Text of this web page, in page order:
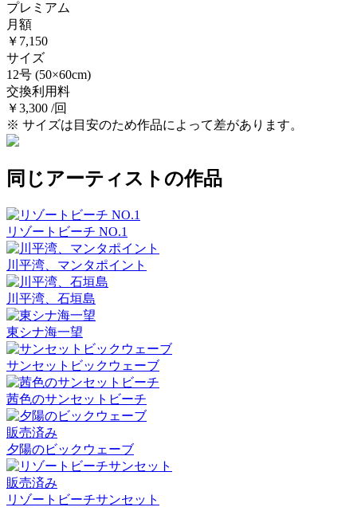
プレミアム
月額
￥7,150
サイズ
12号 (50×60cm)
交換利用料
￥3,300 /回
※ サイズは目安のため作品によって差があります。
同じアーティストの作品
リゾートビーチ NO.1
川平湾、マンタポイント
川平湾、石垣島
東シナ海一望
サンセットビックウェーブ
茜色のサンセットビーチ
販売済み
夕陽のビックウェーブ
販売済み
リゾートビーチサンセット